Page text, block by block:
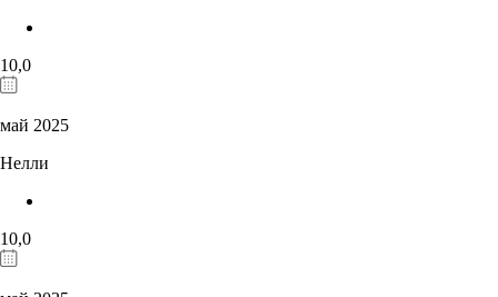
10,0
май 2025
Нелли
10,0